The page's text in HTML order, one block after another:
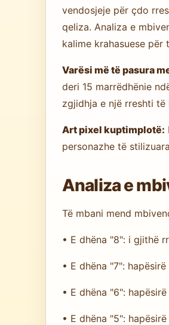
vendosjeje për çdo
qeliza. Analiza e
kalime krahasuese për
Varësi më të pasura
deri 15 marrëdhënie
zgjidhja e një rreshti
Art pixel kuptimplotë:
personazhe të
Analiza e
Të mbani mend
• E dhëna "8": i gjithë
• E dhëna "7":
• E dhëna "6":
• E dhëna "5":